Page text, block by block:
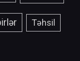
Təhsil